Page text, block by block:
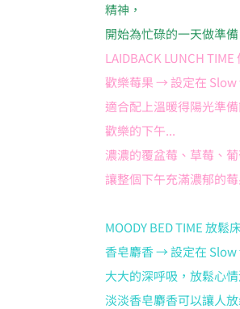
精神，
開始為忙碌的一天做準備
LAIDBACK LUNCH TIME
歡樂莓果 → 設定在 Slow
適合配上溫暖得陽光準
歡樂的下午...
濃濃的覆盆莓、草莓、葡
讓整個下午充滿濃郁的莓
MOODY BED TIME 放鬆
香皂麝香 → 設定在 Slow
大大的深呼吸，放鬆心
淡淡香皂麝香可以讓人